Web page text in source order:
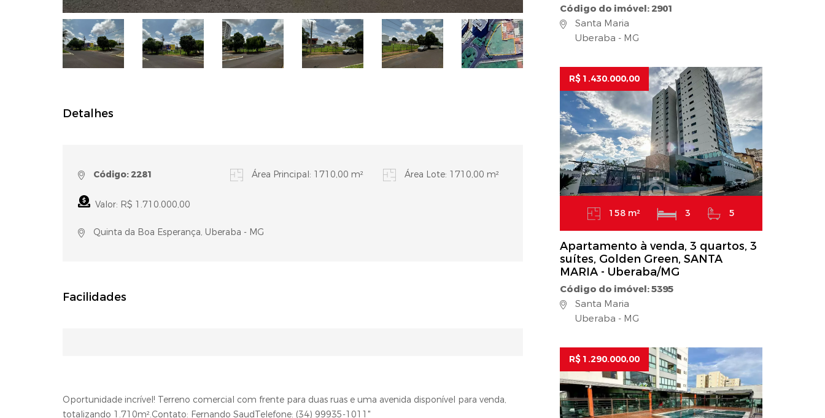
Detalhes
Código: 2281 Área Principal: 1710,00 m² Área Lote: 1710,00 m²
Valor: R$ 1.710.000,00
Quinta da Boa Esperança, Uberaba - MG
Facilidades
Oportunidade incrível! Terreno comercial com frente para duas ruas e uma avenida disponível para venda,
totalizando 1.710m².Contato: Fernando SaudTelefone: (34) 99935-1011"
Código do imóvel: 2901
Santa Maria
Uberaba - MG
R$ 1.430.000,00
158 m² 3 5
Apartamento à venda, 3 quartos, 3
suítes, Golden Green, SANTA
MARIA - Uberaba/MG
Código do imóvel: 5395
Santa Maria
Uberaba - MG
R$ 1.290.000,00